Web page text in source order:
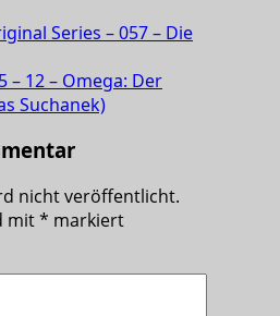
Series – 057 – Die
– 12 – Omega: Der
Suchanek)
nicht veröffentlicht.
mit* markiert